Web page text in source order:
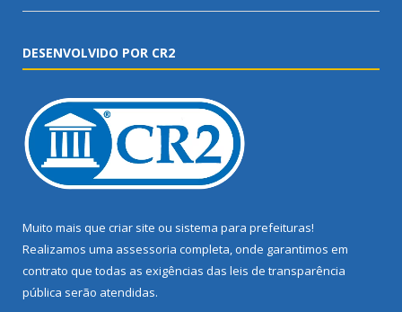
DESENVOLVIDO POR CR2
Muito mais que criar site ou sistema para prefeituras!
Realizamos uma assessoria completa, onde garantimos em
contrato que todas as exigências das leis de transparência
pública serão atendidas.